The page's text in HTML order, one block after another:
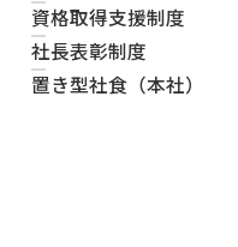
資格取得支援制度
社長表彰制度
置き型社食（本社）